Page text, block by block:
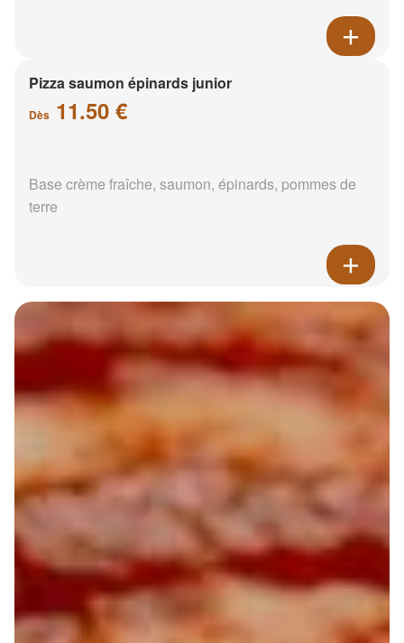
Pizza saumon épinards junior
Dès 11.50 €
Base crème fraîche, saumon, épinards, pommes de
terre